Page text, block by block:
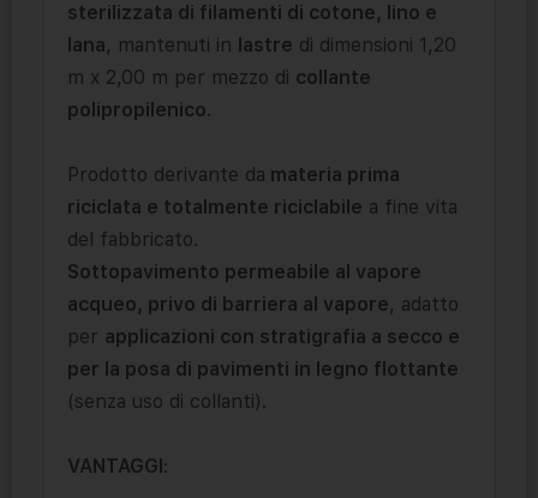
sterilizzata di filamenti di cotone, lino e
lana, mantenuti in lastre di dimensioni 1,20
m x 2,00 m per mezzo di collante
polipropilenico.
Prodotto derivante da materia prima
riciclata e totalmente riciclabile a fine vita
del fabbricato.
Sottopavimento permeabile al vapore
acqueo, privo di barriera al vapore, adatto
per applicazioni con stratigrafia a secco e
per la posa di pavimenti in legno flottante
(senza uso di collanti).
VANTAGGI :